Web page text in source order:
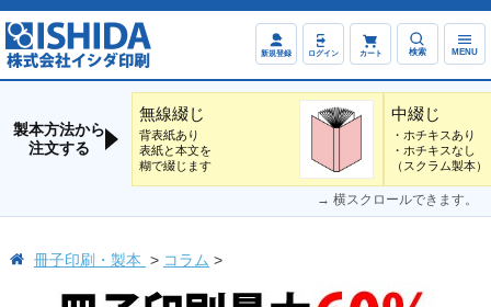
新規登録 ログイン カート 検索 MENU
製本方法から
注文する
無線綴じ
背表紙あり
表紙と本文を
糊で綴じます
中綴じ
・ホチキスあり
・ホチキスなし
（スクラム製本）
→ 横スクロールできます。
冊子印刷・製本 コラム